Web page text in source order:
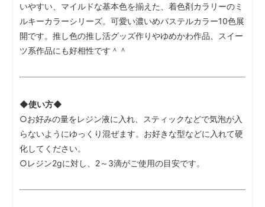
いやすい、マイルドな基本色を揃えた、着色剤カラリーのミ
ルキーカラーシリーズ。可愛い濃いめパステルカラー10色展
開です。推し色の推し活グッズ作りやゆめかわ作品、スイー
ツ系作品にも好相性です＾＾
◆使い方◆
○お好みの量をレジン液に入れ、スティックなどで気泡が入
らないようにゆっくり混ぜます。お好きな型などに入れて硬
化してください。
○レジン2gに対し、2～3滴がご使用の目安です。